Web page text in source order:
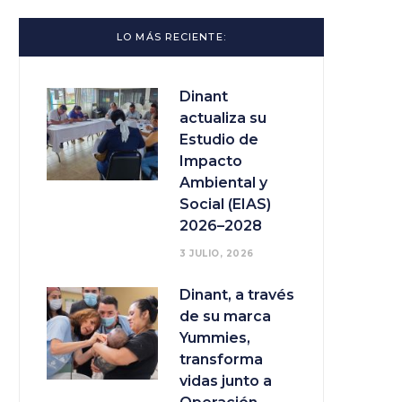
LO MÁS RECIENTE:
Dinant
actualiza su
Estudio de
Impacto
Ambiental y
Social (EIAS)
2026–2028
3 JULIO, 2026
Dinant, a través
de su marca
Yummies,
transforma
vidas junto a